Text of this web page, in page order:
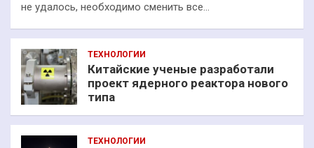
не удалось, необходимо сменить все…
ТЕХНОЛОГИИ
Китайские ученые разработали
проект ядерного реактора нового
типа
ТЕХНОЛОГИИ